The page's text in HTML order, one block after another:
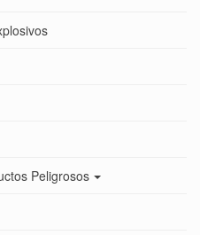
Peligrosos